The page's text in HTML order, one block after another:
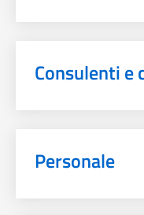
Consulenti e
Personale